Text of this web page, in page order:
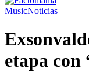
MusicNoticias
etapa con